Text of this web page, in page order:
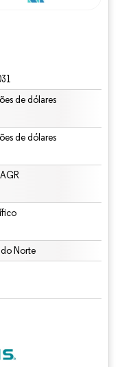
de dólares
de dólares
Norte
atribuição conforme CC BY 4.0.